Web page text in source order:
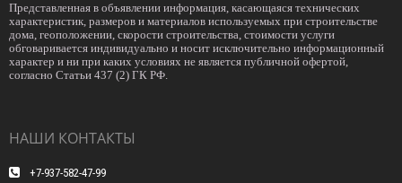
Представленная в объявлении информация, касающаяся технических
характеристик, размеров и материалов используемых при строительстве
дома, геоположении, скорости строительства, стоимости услуги
обговаривается индивидуально и носит исключительно информационный
характер и ни при каких условиях не является публичной офертой,
согласно Статьи 437 (2) ГК РФ.
НАШИ КОНТАКТЫ
+7-937-582-47-99